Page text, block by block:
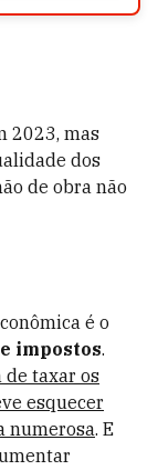
2023, mas
dos
de obra não
é o
impostos.
de taxar os
esquecer
numerosa. E